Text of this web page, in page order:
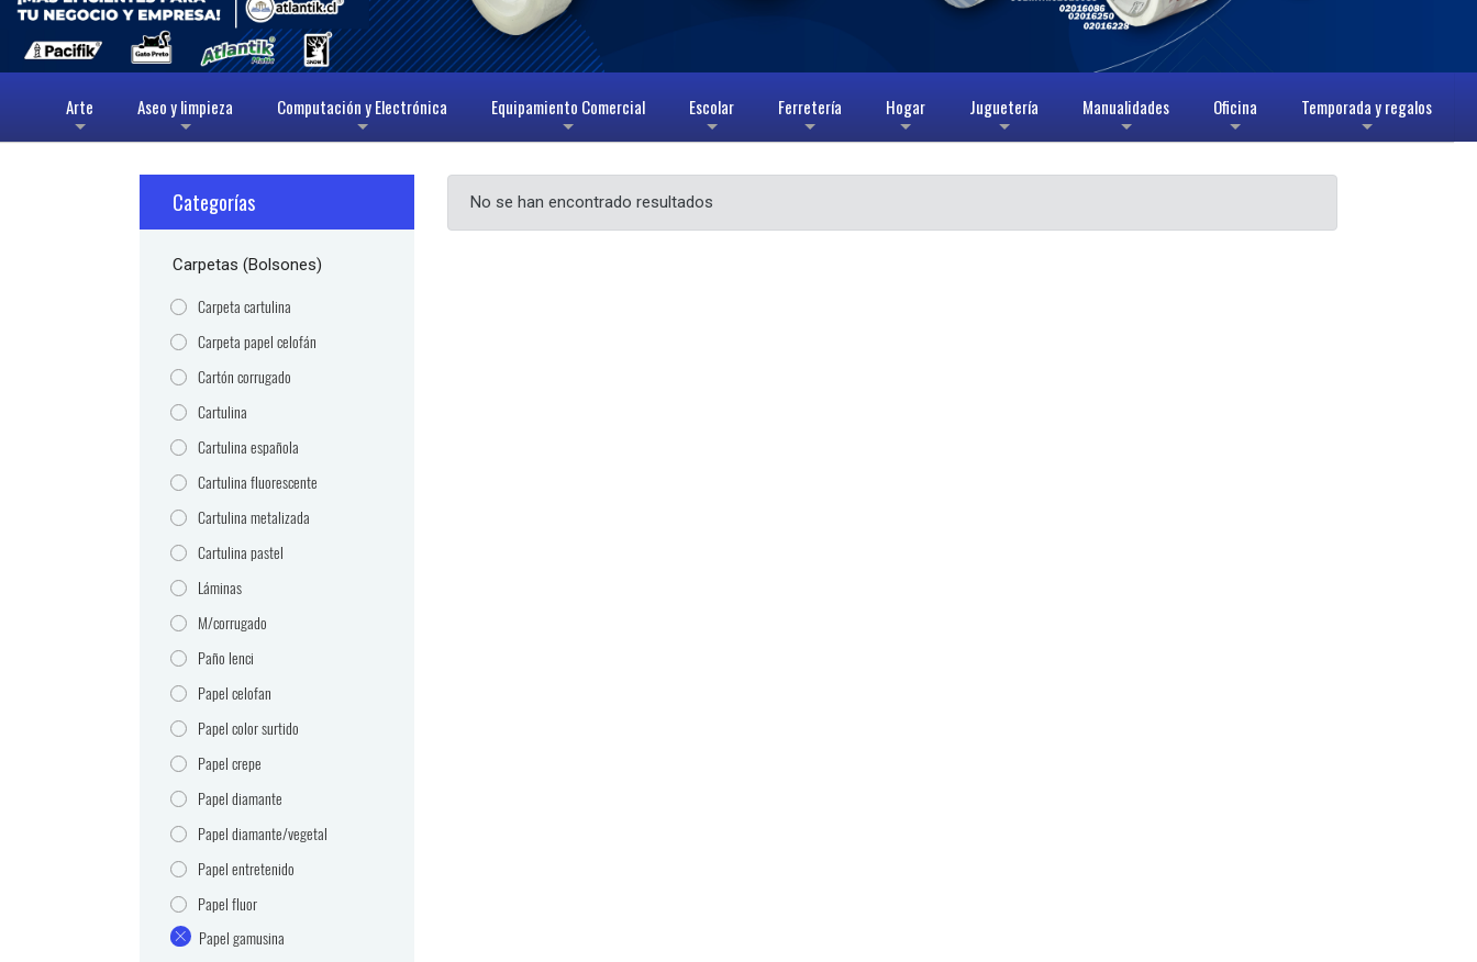
+
Arte
+
Aseo y limpieza
+
Computación y Electrónica
+
Equipamiento Comercial
+
Escolar
+
Ferretería
+
Hogar
+
Juguetería
+
Manualidades
+
Oficina
+
Temporada y regalos
Categorías
Carpetas (Bolsones)
Carpeta cartulina
Carpeta papel celofán
Cartón corrugado
Cartulina
Cartulina española
Cartulina fluorescente
Cartulina metalizada
Cartulina pastel
Láminas
M/corrugado
Paño lenci
Papel celofan
Papel color surtido
Papel crepe
Papel diamante
Papel diamante/vegetal
Papel entretenido
Papel fluor
Papel gamusina
No se han encontrado resultados